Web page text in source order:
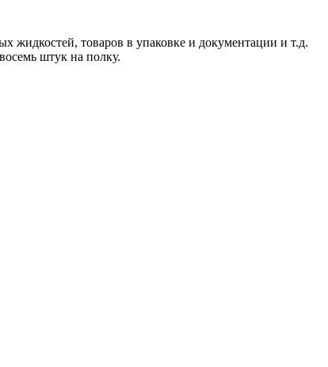
жидкостей, товаров в упаковке и документации и т.д.
штук на полку.